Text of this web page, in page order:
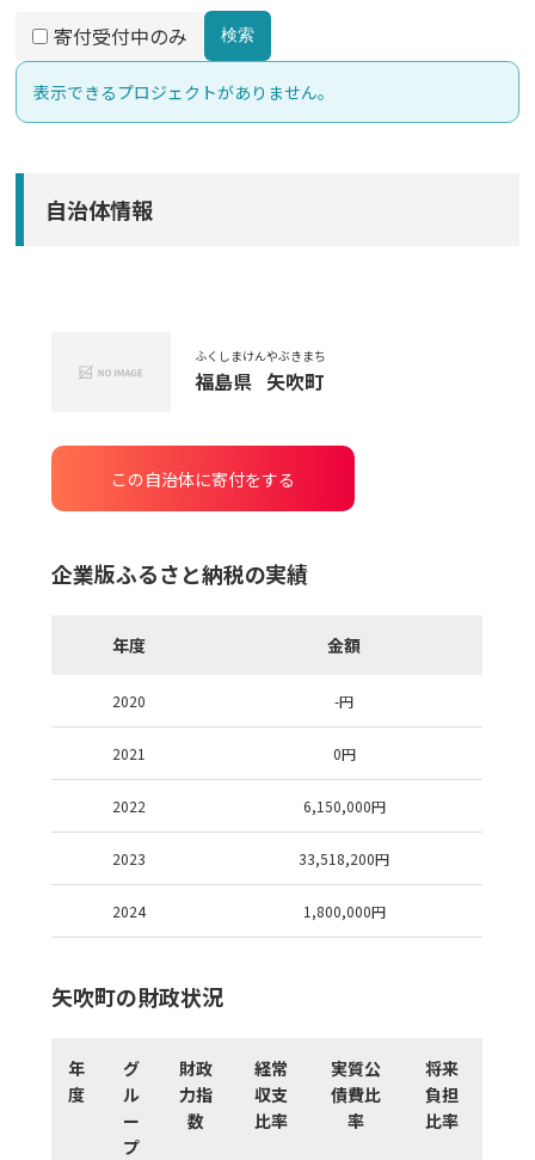
寄付受付中のみ 検索
表示できるプロジェクトがありません。
自治体情報
ふくしまけん
福島県
やぶきまち
矢吹町
この自治体に寄付をする
企業版ふるさと納税の実績
年度 金額
2020 -円
2021 0円
2022 6,150,000円
2023 33,518,200円
2024 1,800,000円
矢吹町の財政状況
年
度
グ
ル
ー
プ
財政
力指
数
経常
収支
比率
実質公
債費比
率
将来
負担
比率